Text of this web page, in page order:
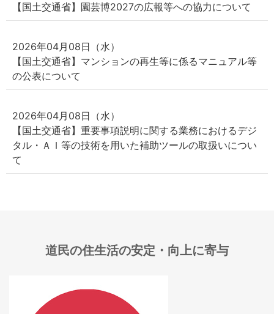
【国土交通省】園芸博2027の広報等への協力について
2026年04月08日（水）
【国土交通省】マンションの再生等に係るマニュアル等
の公表について
2026年04月08日（水）
【国土交通省】重要事項説明に関する業務におけるデジ
タル・ＡＩ等の技術を用いた補助ツールの取扱いについ
て
道民の住生活の安定・向上に寄与​